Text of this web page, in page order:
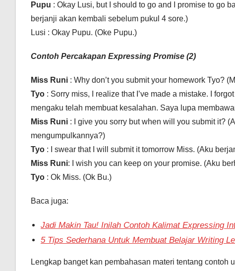
Pupu : Okay Lusi, but I should to go and I promise to go
berjanji akan kembali sebelum pukul 4 sore.)
Lusi : Okay Pupu. (Oke Pupu.)
Contoh Percakapan Expressing Promise (2)
Miss Runi : Why don’t you submit your homework Tyo?
Tyo : Sorry miss, I realize that I’ve made a mistake. I
mengaku telah membuat kesalahan. Saya lupa
Miss Runi : I give you sorry but when will you submit it?
mengumpulkannya?)
Tyo : I swear that I will submit it tomorrow Miss. (Aku
Miss Runi: I wish you can keep on your promise. (Aku
Tyo : Ok Miss. (Ok Bu.)
Baca juga:
Jadi Makin Tau! Inilah Contoh Kalimat Expressing
5 Tips Sederhana Untuk Membuat Belajar Writing
Lengkap banget kan pembahasan materi tentang